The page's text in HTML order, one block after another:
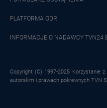
PLATFORMA ODR
INFORMACJE O NADAWCY TVN24
Copyright (C) 1997-2025 Korzystanie
autorskim i prawach pokrewnych TVN